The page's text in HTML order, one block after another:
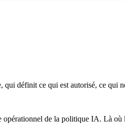
définit ce qui est autorisé, ce qui
opérationnel de la politique IA. Là